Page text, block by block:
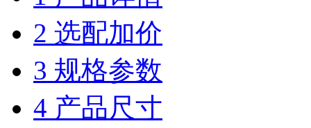
2 选配加价
3 规格参数
4 产品尺寸